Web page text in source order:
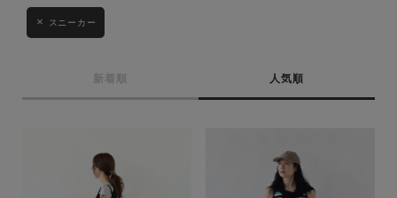
スニーカー
新着順 人気順